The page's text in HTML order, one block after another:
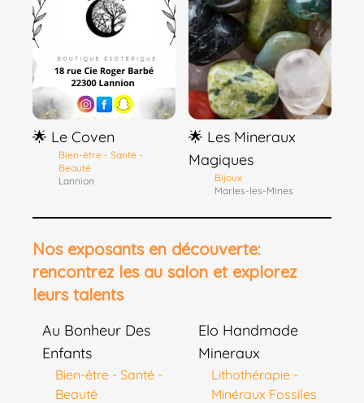
🌟 Le Coven
Bien-être - Santé -
Beauté
Lannion
🌟 Les Mineraux
Magiques
Bijoux
Marles-les-Mines
Nos exposants en découverte:
rencontrez les au salon et explorez
leurs talents
Au Bonheur Des
Enfants
Bien-être - Santé -
Beauté
Elo Handmade
Mineraux
Lithothérapie -
Minéraux Fossiles